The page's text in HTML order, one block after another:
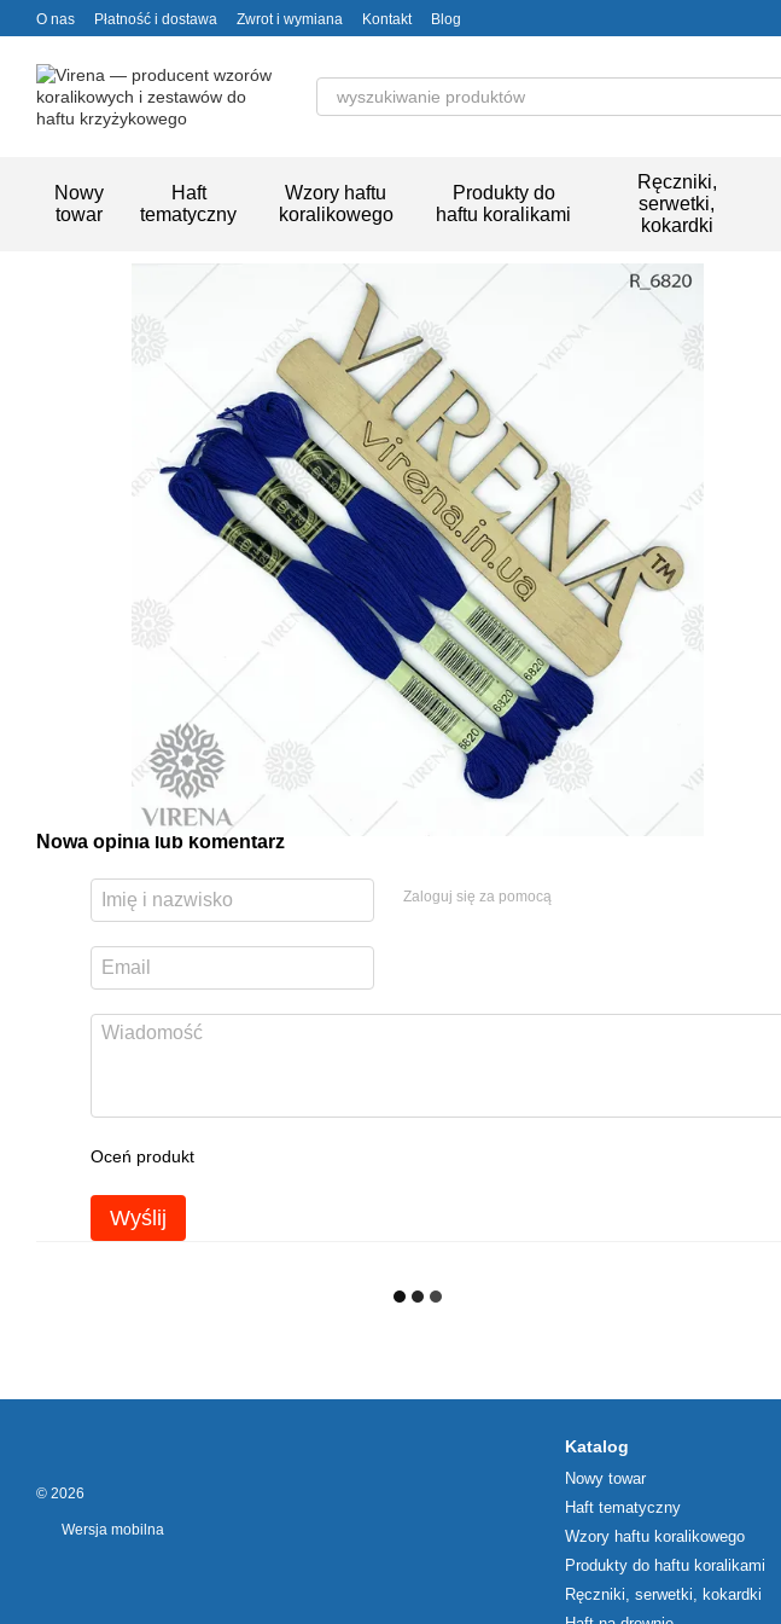
Przejdź do głównej treści
O nas Płatność i dostawa Zwrot i wymiana Kontakt Blog
Nowy
towar
Haft
tematyczny
Wzory haftu
koralikowego
Produkty do
haftu koralikami
Ręczniki,
serwetki,
kokardki
Nowa opinia lub komentarz
Zaloguj się za pomocą
Oceń produkt
Wyślij
© 2026
Wersja mobilna
Katalog
Nowy towar
Haft tematyczny
Wzory haftu koralikowego
Produkty do haftu koralikami
Ręczniki, serwetki, kokardki